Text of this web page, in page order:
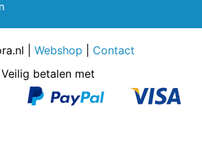
| Webshop
Contact
Veilig betalen met